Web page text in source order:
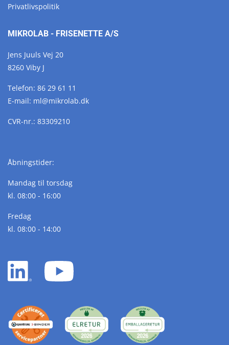
Privatlivspolitik
MIKROLAB - FRISENETTE A/S
Jens Juuls Vej 20
8260 Viby J
Telefon: 86 29 61 11
E-mail: ml@mikrolab.dk
CVR-nr.: 83309210
Åbningstider:
Mandag til torsdag
kl. 08:00 - 16:00
Fredag
kl. 08:00 - 14:00
LinkedIn
white
YouTube
white